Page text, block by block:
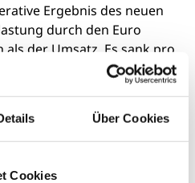
Über Cookies
Cookies
Ergebnis des neuen
durch den Euro
der Umsatz. Es sank pro
knapp 2,6 Milliarden Euro.
EssilorLuxottica ein
Das bereinigte
1,7 Prozent auf knapp 1,9